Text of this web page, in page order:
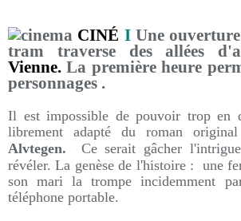
CINÉ IUne
tram traverse des allées
Vienne.La première heure
personnages .
Il est impossible de pouvoir trop en
librement adapté
du roman original
Alvtegen.
Ce serait gâcher
révéler. La genèse de l'histoire : une
son mari la trompe incidemment
téléphone portable.